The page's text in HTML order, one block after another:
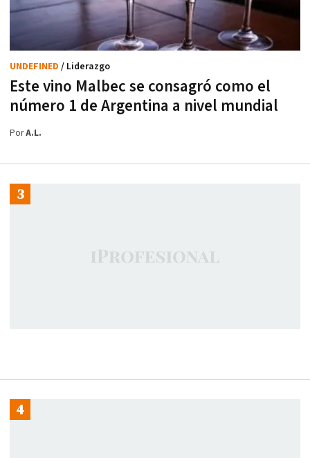
Este vino Malbec se consagró como el
número 1 de Argentina a nivel mundial
UNDEFINED / Liderazgo
PorA.L.